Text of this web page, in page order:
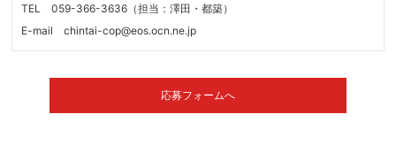
TEL 059-366-3636（担当：澤田・都築）
E-mail chintai-cop@eos.ocn.ne.jp
応募フォームへ